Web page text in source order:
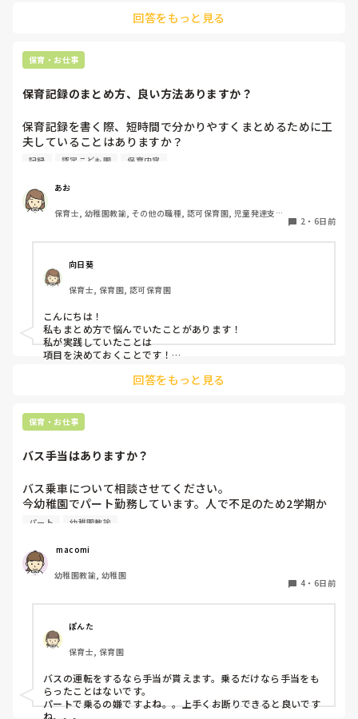
せなきゃ)などの責任感からや、他の先生方からの視線など気に
子どもにも感情があるし、行動にら理由があると思うのでイラ
っとした時は一旦落ち着いて、どうしてこの子はこのような表
子どもを1人の人間として見ること保育者として大切な姿勢だ
子どもってすごい力を持っているので自分のことをわかってく
れるいつも寄り添ってくれるとわかってくれる先生の話は聞い
てくれると思いますよ。なので手遊びや隙間時間に子どもの気
持ちを惹きつけるゲームなど保育のレパートリーがたくさんあ
子ども達は楽しそうと思ったところに集まったり気持ちを集中
させたり話を聞いてくれると思うので先生自身楽しく保育して
くださいね。
綺麗事ばかり言いましたが実際の現場は戦場ですよね（ ; ; ）
回答をもっと見る
保育・お仕事
保育記録のまとめ方、良い方法ありますか？
保育記録を書く際、短時間で分かりやすくまとめるために工
夫していることはありますか？
観察したことが多い日は、どのように優先順位をつけて記録
みなさんの方法を教えていただきたいです！
記録 認定こども園 保育内容
あお
保育士, 幼稚園教諭, その他の職種, 認可保育園, 児童発達支援
2 ・ 6日前
向日葵
保育士, 保育園, 認可保育園
こんにちは！
私もまとめ方で悩んでいたことがあります！
私が実践していたことは
項目を決めておくことです！
・どんな遊びが好きか苦手か
などです！
それに加えて
回答をもっと見る
保育・お仕事
バス手当はありますか？
バス乗車について相談させてください。
今幼稚園でパート勤務しています。人で不足のため2学期か
らはバスにも乗ってほしいと言われてます。同じパートの先
果的にそう言うことを言わない私にバス乗車の話がやってき
ました。バスに乗る場合はバス手当があるものなのでしょう
か？？？
パート 幼稚園教諭
macomi
幼稚園教諭, 幼稚園
4 ・ 6日前
ぽんた
保育士, 保育園
バスの運転をするなら手当が貰えます。乗るだけなら手当をも
らったことはないです。
パートで乗るの嫌ですよね。。上手くお断りできると良いです
ね。。。